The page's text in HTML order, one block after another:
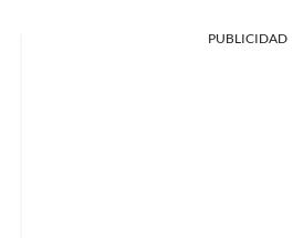
PUBLICIDAD